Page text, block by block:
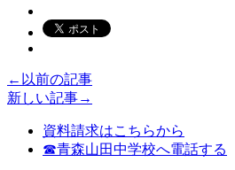
←以前の記事
新しい記事→
資料請求はこちらから
☎青森山田中学校へ電話する